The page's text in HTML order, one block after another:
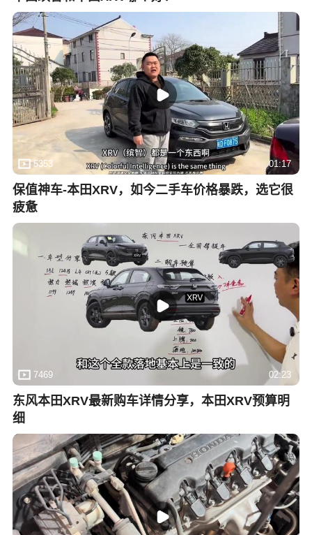
5353 01:17
保值神车-本田XRV，如今二手车价格暴跌，选它很
疲惫
7469 02:23
东风本田XRV最新购车详情分享，本田XRV预算明
细